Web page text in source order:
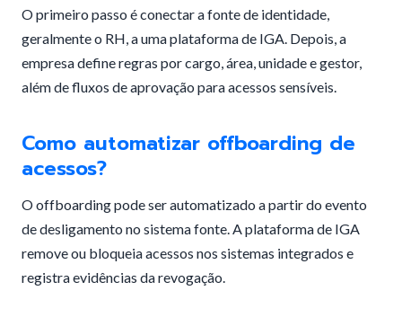
O primeiro passo é conectar a fonte de identidade,
geralmente o RH, a uma plataforma de IGA. Depois, a
empresa define regras por cargo, área, unidade e gestor,
além de fluxos de aprovação para acessos sensíveis.
Como automatizar offboarding de
acessos?
O offboarding pode ser automatizado a partir do evento
de desligamento no sistema fonte. A plataforma de IGA
remove ou bloqueia acessos nos sistemas integrados e
registra evidências da revogação.